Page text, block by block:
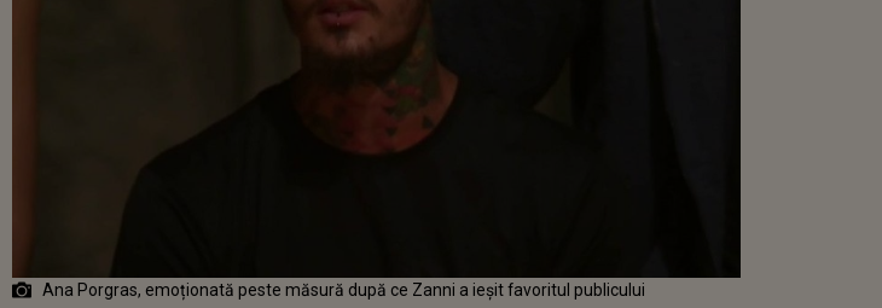
Ana Porgras, emoționată peste măsură după ce Zanni a ieșit favoritul publicului